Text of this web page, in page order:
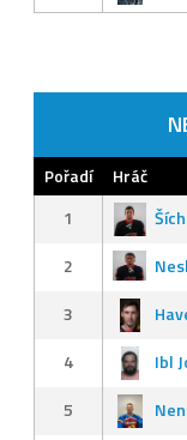
Pořadí Hráč
1
2
3
4
Ibl
5